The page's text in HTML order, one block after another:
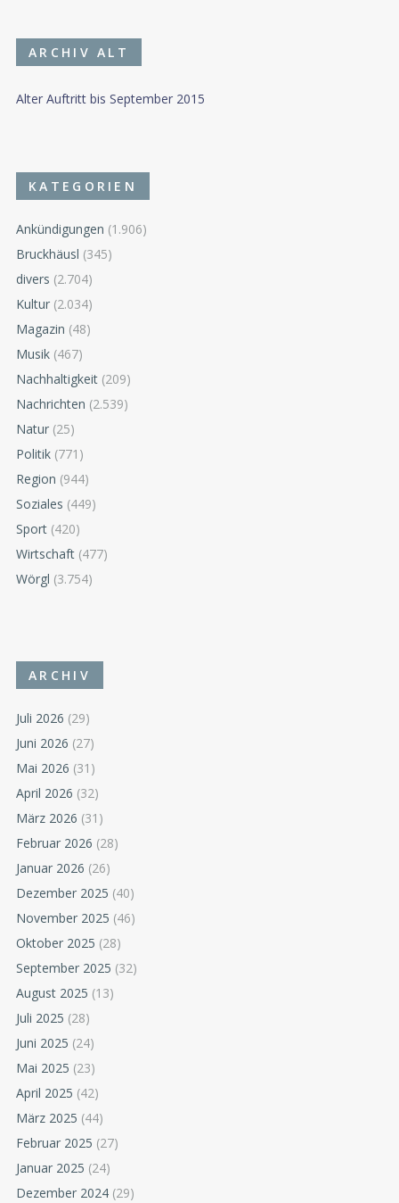
ARCHIV ALT
Alter Auftritt bis September 2015
KATEGORIEN
Ankündigungen (1.906)
Bruckhäusl (345)
divers (2.704)
Kultur (2.034)
Magazin (48)
Musik (467)
Nachhaltigkeit (209)
Nachrichten (2.539)
Natur (25)
Politik (771)
Region (944)
Soziales (449)
Sport (420)
Wirtschaft (477)
Wörgl (3.754)
ARCHIV
Juli 2026 (29)
Juni 2026 (27)
Mai 2026 (31)
April 2026 (32)
März 2026 (31)
Februar 2026 (28)
Januar 2026 (26)
Dezember 2025 (40)
November 2025 (46)
Oktober 2025 (28)
September 2025 (32)
August 2025 (13)
Juli 2025 (28)
Juni 2025 (24)
Mai 2025 (23)
April 2025 (42)
März 2025 (44)
Februar 2025 (27)
Januar 2025 (24)
Dezember 2024 (29)